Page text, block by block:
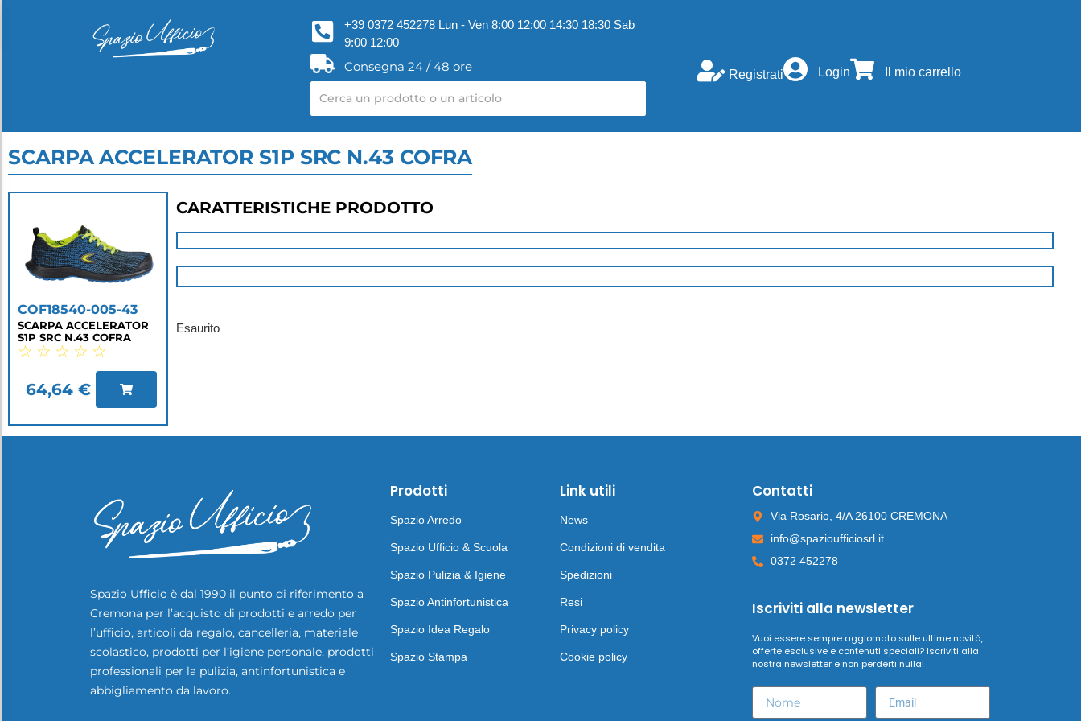
+39 0372 452278 Lun - Ven 8:00 12:00 14:30 18:30 Sab
9:00 12:00
Consegna 24 / 48 ore
Registrati Login Il mio carrello
SCARPA ACCELERATOR S1P SRC N.43 COFRA
COF18540-005-43
SCARPA ACCELERATOR
S1P SRC N.43 COFRA
☆ ☆ ☆ ☆ ☆
64,64 €
CARATTERISTICHE PRODOTTO
Esaurito
Spazio Ufficio è dal 1990 il punto di riferimento a
Cremona per l’acquisto di prodotti e arredo per
l’ufficio, articoli da regalo, cancelleria, materiale
scolastico, prodotti per l’igiene personale, prodotti
professionali per la pulizia, antinfortunistica e
abbigliamento da lavoro.
Prodotti
Spazio Arredo
Spazio Ufficio & Scuola
Spazio Pulizia & Igiene
Spazio Antinfortunistica
Spazio Idea Regalo
Spazio Stampa
Link utili
News
Condizioni di vendita
Spedizioni
Resi
Privacy policy
Cookie policy
Contatti
Via Rosario, 4/A 26100 CREMONA
info@spazioufficiosrl.it
0372 452278
Iscriviti alla newsletter
Vuoi essere sempre aggiornato sulle ultime novità,
offerte esclusive e contenuti speciali? Iscriviti alla
nostra newsletter e non perderti nulla!